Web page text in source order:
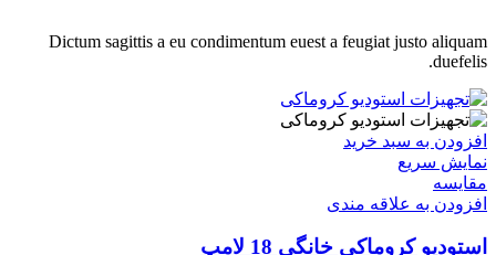
Dictum sagittis a eu condimentum euest a feugiat justo aliquam
duefelis.
افزودن به سبد خرید
نمایش سریع
مقايسه
افزودن به علاقه مندی
استودیو کروماکی خانگی 18 لامپ